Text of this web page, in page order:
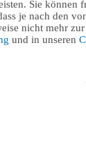
Sie können
je nach den
nicht mehr
und in unseren